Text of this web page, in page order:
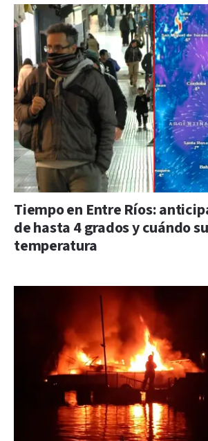
Tiempo en Entre Ríos:
de hasta 4 grados y cuándo
temperatura